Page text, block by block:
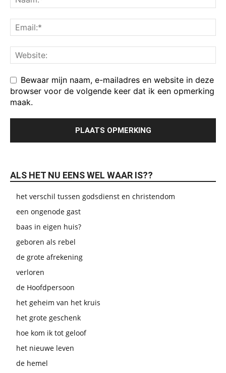
Bewaar mijn naam, e-mailadres en website in deze
browser voor de volgende keer dat ik een opmerking
maak.
ALS HET NU EENS WEL WAAR IS??
het verschil tussen godsdienst en christendom
een ongenode gast
baas in eigen huis?
geboren als rebel
de grote afrekening
verloren
de Hoofdpersoon
het geheim van het kruis
het grote geschenk
hoe kom ik tot geloof
het nieuwe leven
de hemel